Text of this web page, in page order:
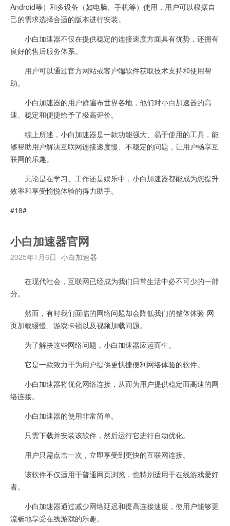
Android等）和多设备（如电脑、手机等）使用，用户可以根据自
己的需求选择合适的版本进行安装。
小白加速器不仅在提供稳定的连接速度方面具有优势，还拥有
良好的售后服务体系。
用户可以通过官方网站或客户端软件获取技术支持和使用帮
助。
小白加速器的用户群遍布世界各地，他们对小白加速器的高
速、稳定和便捷给予了极高评价。
综上所述，小白加速器是一款功能强大、易于使用的工具，能
够帮助用户解决互联网连接速度慢、不稳定的问题，让用户畅享互
联网的乐趣。
无论是在学习、工作还是娱乐中，小白加速器都能成为您提升
效率和享受愉悦体验的得力助手。
#18#
小白加速器官网
2025年1月6日 小白加速器
在现代社会，互联网已经成为我们日常生活中必不可少的一部
分。
然而，有时我们面临的网络问题却会降低我们的整体体验-网
页加载缓慢、游戏卡顿以及视频加载问题。
为了解决这些网络问题，小白加速器应运而生。
它是一款致力于为用户提供更快捷便利网络体验的软件。
小白加速器将优化网络连接，从而为用户提供稳定而高速的网
络连接。
小白加速器的使用非常简单。
只需下载并安装该软件，然后运行它进行自动优化。
用户只需点击一次，立即享受到更快的互联网连接。
该软件不仅适用于普通网页浏览，也特别适用于在线游戏爱好
者。
小白加速器通过减少网络延迟和提高连接速度，使用户能够更
流畅地享受在线游戏的乐趣。